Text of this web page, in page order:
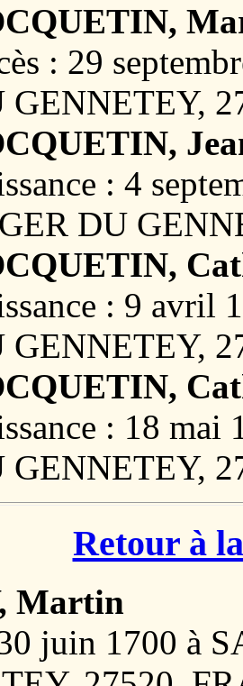
: 29
GENNETEY,
: 4
DU
: 9 avril
GENNETEY,
: 18
GENNETEY,
Retour à
Martin
juin 1700 à